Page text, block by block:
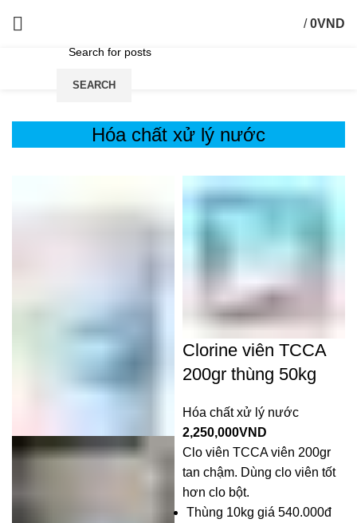
/ 0VND
SEARCH
Hóa chất xử lý nước
Clorine viên TCCA
200gr thùng 50kg
Hóa chất xử lý nước
2,250,000VND
Clo viên TCCA viên 200gr
tan chậm. Dùng clo viên tốt
hơn clo bột.
Thùng 10kg giá 540.000đ